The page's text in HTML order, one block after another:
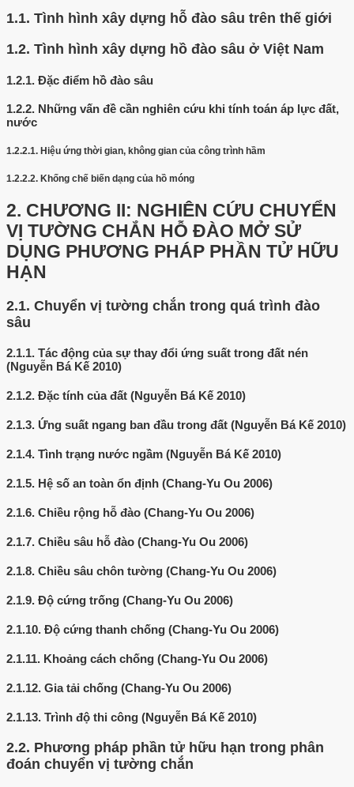
1.1. Tình hình xây dựng hỗ đào sâu trên thế giới
1.2. Tình hình xây dựng hồ đào sâu ở Việt Nam
1.2.1. Đặc điểm hồ đào sâu
1.2.2. Những vấn đề cần nghiên cứu khi tính toán áp lực đất,
nước
1.2.2.1. Hiệu ứng thời gian, không gian của công trình hầm
1.2.2.2. Khống chế biến dạng của hồ móng
2. CHƯƠNG II: NGHIÊN CỨU CHUYỂN
VỊ TƯỜNG CHẮN HỖ ĐÀO MỞ SỬ
DỤNG PHƯƠNG PHÁP PHẦN TỬ HỮU
HẠN
2.1. Chuyển vị tường chắn trong quá trình đào
sâu
2.1.1. Tác động của sự thay đổi ứng suất trong đất nén
(Nguyễn Bá Kế 2010)
2.1.2. Đặc tính của đất (Nguyễn Bá Kế 2010)
2.1.3. Ứng suất ngang ban đầu trong đất (Nguyễn Bá Kế 2010)
2.1.4. Tình trạng nước ngầm (Nguyễn Bá Kế 2010)
2.1.5. Hệ số an toàn ổn định (Chang-Yu Ou 2006)
2.1.6. Chiều rộng hỗ đào (Chang-Yu Ou 2006)
2.1.7. Chiều sâu hỗ đào (Chang-Yu Ou 2006)
2.1.8. Chiều sâu chôn tường (Chang-Yu Ou 2006)
2.1.9. Độ cứng trống (Chang-Yu Ou 2006)
2.1.10. Độ cứng thanh chống (Chang-Yu Ou 2006)
2.1.11. Khoảng cách chống (Chang-Yu Ou 2006)
2.1.12. Gia tải chống (Chang-Yu Ou 2006)
2.1.13. Trình độ thi công (Nguyễn Bá Kế 2010)
2.2. Phương pháp phần tử hữu hạn trong phân
đoán chuyển vị tường chắn